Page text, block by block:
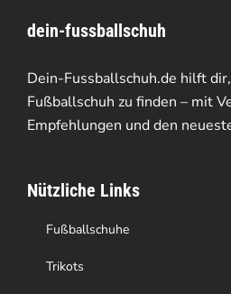
dein-fussballschuh
Dein-Fussballschuh.de hilft
Fußballschuh zu finden – mit
Empfehlungen und den
Nützliche Links
Fußballschuhe
Trikots